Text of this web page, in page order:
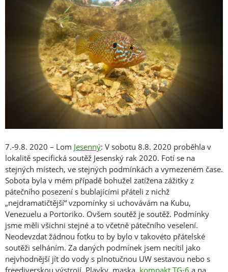
7.-9.8. 2020 – Lom Jesenný: V sobotu 8.8. 2020 proběhla v
lokalitě specifická soutěž Jesenský rak 2020. Fotí se na
stejných místech, ve stejných podmínkách a vymezeném čase.
Sobota byla v mém případě bohužel zatížena zážitky z
pátečního posezení s bublajícími přáteli z nichž
„nejdramatičtější“ vzpomínky si uchovávám na Kubu,
Venezuelu a Portoriko. Ovšem soutěž je soutěž. Podmínky
jsme měli všichni stejné a to včetně pátečního veselení.
Neodevzdat žádnou fotku to by bylo v takovéto přátelské
soutěži selháním. Za daných podmínek jsem necítil jako
nejvhodnější jít do vody s plnotučnou UW sestavou nebo s
freediverskou výstrojí. Plavky, maska, kompakt TG-6 a na